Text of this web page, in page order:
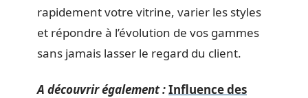
rapidement votre vitrine, varier les styles
et répondre à l’évolution de vos gammes
sans jamais lasser le regard du client.
A découvrir également :Influence des